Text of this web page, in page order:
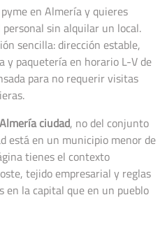
en Almería y quieres
sin alquilar un local.
sencilla: dirección estable,
y paquetería en horario L-V de
para no requerir visitas
ciudad, no del conjunto
está en un municipio menor de
tienes el contexto
tejido empresarial y reglas
en la capital que en un pueblo